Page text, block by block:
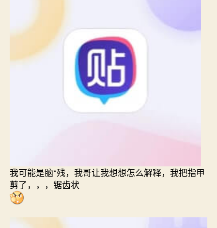
我可能是脑*残，我哥让我想想怎么解释，我把指甲
剪了，，，锯齿状